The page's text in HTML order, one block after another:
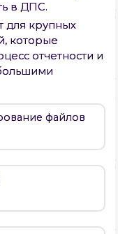
в ДПС.
для крупных
которые
отчетности и
файлов